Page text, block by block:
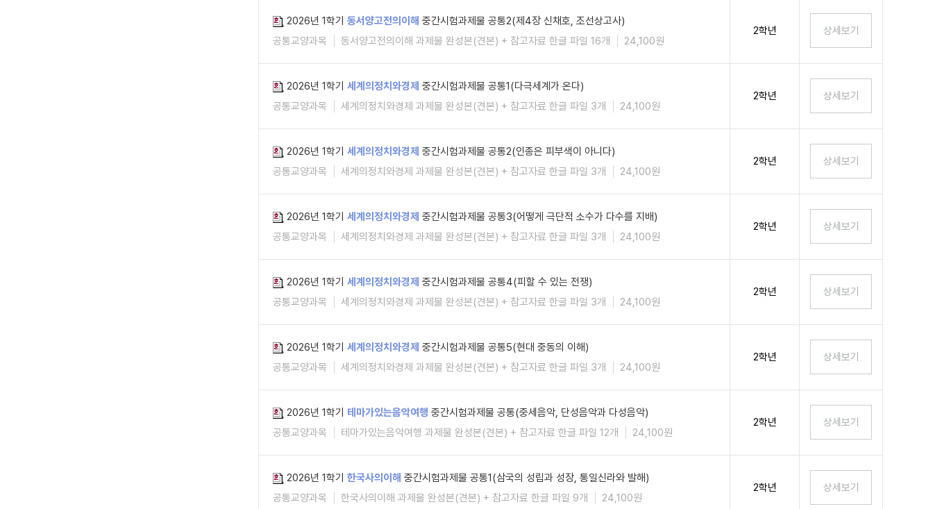
2026년 1학기 동서양고전의이해 중간시험과제물 공통2(제4장 신채호, 조선상고사)
공통교양과목
동서양고전의이해 과제물 완성본(견본) + 참고자료 한글 파일 16개 24,100원
2학년
2026년 1학기 세계의정치와경제 중간시험과제물 공통1(다극세계가 온다)
공통교양과목
세계의정치와경제 과제물 완성본(견본) + 참고자료 한글 파일 3개 24,100원
2학년
2026년 1학기 세계의정치와경제 중간시험과제물 공통2(인종은 피부색이 아니다)
공통교양과목
세계의정치와경제 과제물 완성본(견본) + 참고자료 한글 파일 3개 24,100원
2학년
2026년 1학기 세계의정치와경제 중간시험과제물 공통3(어떻게 극단적 소수가 다수를 지배)
공통교양과목
세계의정치와경제 과제물 완성본(견본) + 참고자료 한글 파일 3개 24,100원
2학년
2026년 1학기 세계의정치와경제 중간시험과제물 공통4(피할 수 있는 전쟁)
공통교양과목
세계의정치와경제 과제물 완성본(견본) + 참고자료 한글 파일 3개 24,100원
2학년
2026년 1학기 세계의정치와경제 중간시험과제물 공통5(현대 중동의 이해)
공통교양과목
세계의정치와경제 과제물 완성본(견본) + 참고자료 한글 파일 3개 24,100원
2학년
2026년 1학기 테마가있는음악여행 중간시험과제물 공통(중세음악, 단성음악과 다성음악)
공통교양과목
테마가있는음악여행 과제물 완성본(견본) + 참고자료 한글 파일 12개 24,100원
2학년
2026년 1학기 한국사의이해 중간시험과제물 공통1(삼국의 성립과 성장, 통일신라와 발해)
공통교양과목
한국사의이해 과제물 완성본(견본) + 참고자료 한글 파일 9개 24,100원
2학년